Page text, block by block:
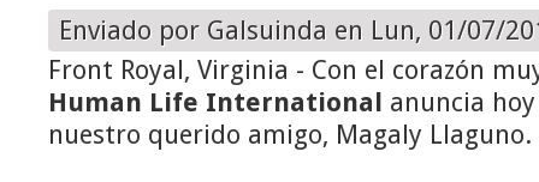
Enviado por Galsuinda en Lun, 01/07/
Front Royal, Virginia - Con el corazón
Human Life International anuncia
nuestro querido amigo, Magaly Llaguno.